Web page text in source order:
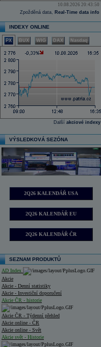
10.08.2026 20:43:50
Zpožděná data, Real-Time data info
INDEXY ONLINE
PX BUX WIG DAX Nasdaq
Další akciové indexy
VÝSLEDKOVÁ SEZÓNA
2Q26 KALENDÁŘ USA
2Q26 KALENDÁŘ EU
2Q26 KALENDÁŘ ČR
SEZNAM PRODUKTŮ
AD Index
Akcie
Akcie - Denní statistiky
Akcie - Investiční doporučení
Akcie ČR - historie
Akcie ČR - Týdenní přehled
Akcie online - ČR
Akcie online - Svět
Akcie svět - Historie